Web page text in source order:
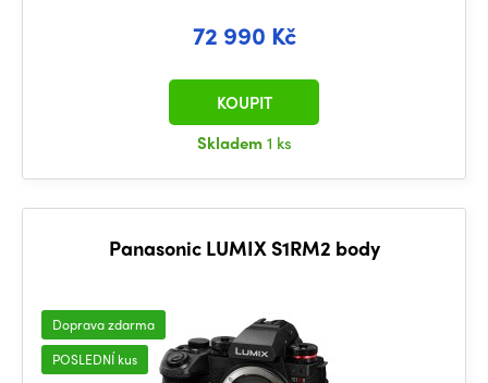
72 990 Kč
Skladem1 ks
KOUPIT
Panasonic LUMIX S1RM2 body
Doprava zdarma
POSLEDNÍ kus